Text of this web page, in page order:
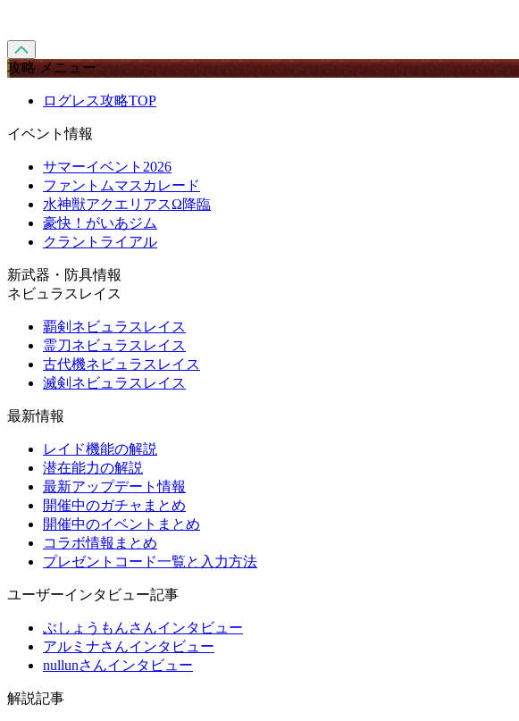
攻略 メニュー
ログレス攻略TOP
イベント情報
サマーイベント2026
ファントムマスカレード
水神獣アクエリアスΩ降臨
豪快！がいあジム
クラントライアル
新武器・防具情報
ネビュラスレイス
覇剣ネビュラスレイス
霊刀ネビュラスレイス
古代機ネビュラスレイス
滅剣ネビュラスレイス
最新情報
レイド機能の解説
潜在能力の解説
最新アップデート情報
開催中のガチャまとめ
開催中のイベントまとめ
コラボ情報まとめ
プレゼントコード一覧と入力方法
ユーザーインタビュー記事
ぶしょうもんさんインタビュー
アルミナさんインタビュー
nullunさんインタビュー
解説記事